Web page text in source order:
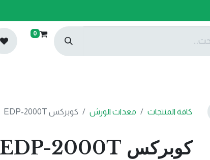
0
كافة المنتجات معدات الورش كوبركس EDP-2000T
كوبركس EDP-2000T